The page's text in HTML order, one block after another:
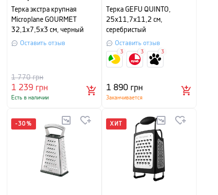
Терка экстра крупная
Microplane GOURMET
32,1х7,5х3 см, черный
Оставить отзыв
1 239 грн
1 770грн
Есть в наличии
Терка GEFU QUINTO,
25х11,7х11,2 см,
серебристый
Оставить отзыв
1 890 грн
Заканчивается
3 3 3
-30 % ХИТ